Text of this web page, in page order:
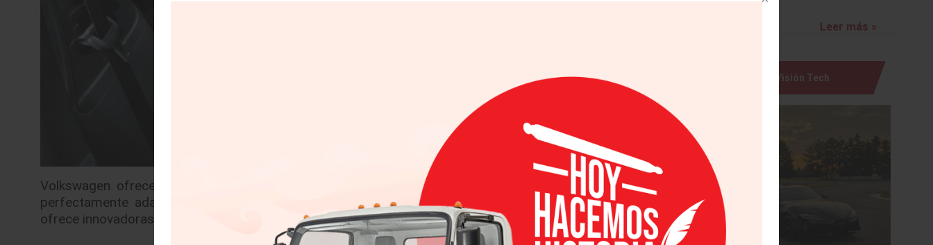
Volkswagen ofrece por primera vez un modelo en el segmento SUV de gran volumen y gran tamaño,
perfectamente adaptado a las necesidades del cliente. Un SUV donde caben todos tus logros ya que
ofrece innovadoras tecnologías junto a dimensiones espaciosas.
Leer más »
Visión Tech